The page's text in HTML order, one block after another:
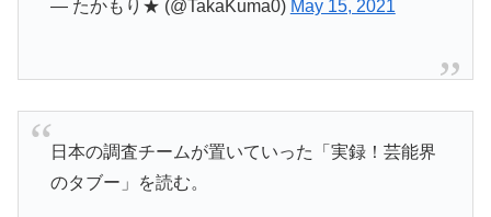
— たかもり★ (@TakaKuma0) May 15, 2021
日本の調査チームが置いていった「実録！芸能界
のタブー」を読む。